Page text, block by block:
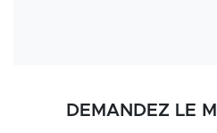
DEMANDEZ LE